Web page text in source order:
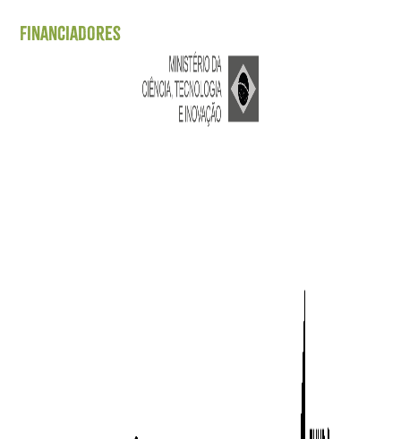
Financiadores